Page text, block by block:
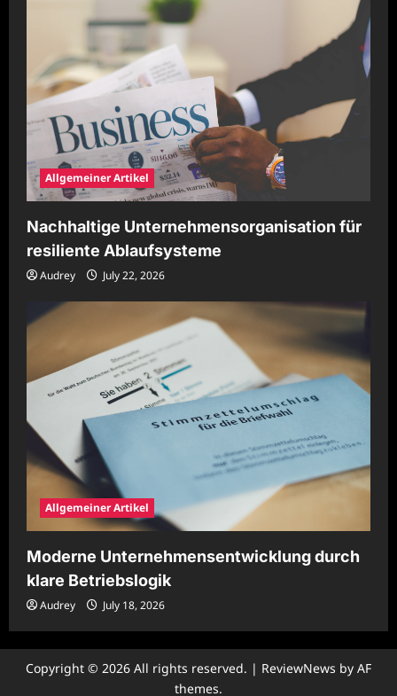
Allgemeiner Artikel
Nachhaltige Unternehmensorganisation für
resiliente Ablaufsysteme
Audrey July 22, 2026
Allgemeiner Artikel
Moderne Unternehmensentwicklung durch
klare Betriebslogik
Audrey July 18, 2026
Copyright © 2026 All rights reserved. | ReviewNews by AF
themes.